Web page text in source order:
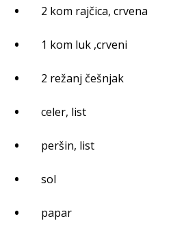
2 kom rajčica, crvena
1 kom luk ,crveni
2 režanj češnjak
celer, list
peršin, list
sol
papar